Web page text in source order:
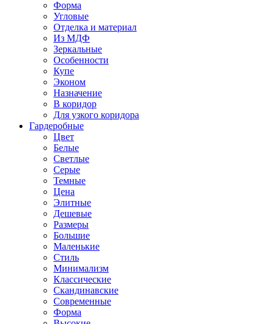
Форма
Угловые
Отделка и материал
Из МДФ
Зеркальные
Особенности
Купе
Эконом
Назначение
В коридор
Для узкого коридора
Гардеробные
Цвет
Белые
Светлые
Серые
Темные
Цена
Элитные
Дешевые
Размеры
Большие
Маленькие
Стиль
Минимализм
Классические
Скандинавские
Современные
Форма